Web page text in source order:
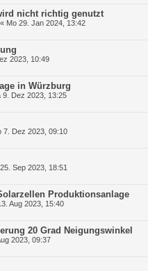
nicht richtig genutzt
« Mo 29. Jan 2024, 13:42
2023, 10:49
in Würzburg
9. Dez 2023, 13:25
7. Dez 2023, 09:10
Sep 2023, 18:51
Produktionsanlage
Aug 2023, 15:40
20 Grad Neigungswinkel
2023, 09:37